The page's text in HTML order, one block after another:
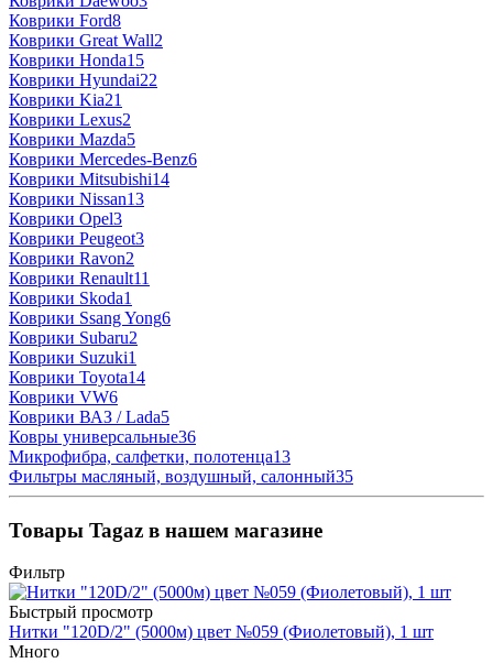
Коврики Ford8
Коврики Great Wall2
Коврики Honda15
Коврики Hyundai22
Коврики Kia21
Коврики Lexus2
Коврики Mazda5
Коврики Mercedes-Benz6
Коврики Mitsubishi14
Коврики Nissan13
Коврики Opel3
Коврики Peugeot3
Коврики Ravon2
Коврики Renault11
Коврики Skoda1
Коврики Ssang Yong6
Коврики Subaru2
Коврики Suzuki1
Коврики Toyota14
Коврики VW6
Коврики ВАЗ / Lada5
Ковры универсальные36
Микрофибра, салфетки, полотенца13
Фильтры масляный, воздушный, салонный35
Товары Tagaz в нашем магазине
Фильтр
Быстрый просмотр
Нитки "120D/2" (5000м) цвет №059 (Фиолетовый), 1 шт
Много